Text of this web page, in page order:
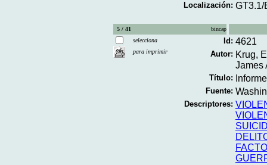
Localización: GT3.1/
5 / 41
bincap
selecciona
para imprimir
Id: 4621
Autor: Krug,
James
Título:
Fuente:
Descriptores: